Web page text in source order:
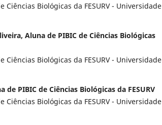
Ciências Biológicas da FESURV - Universidade
Aluna de PIBIC de Ciências Biológicas
Ciências Biológicas da FESURV - Universidade
de PIBIC de Ciências Biológicas da FESURV
Ciências Biológicas da FESURV - Universidade